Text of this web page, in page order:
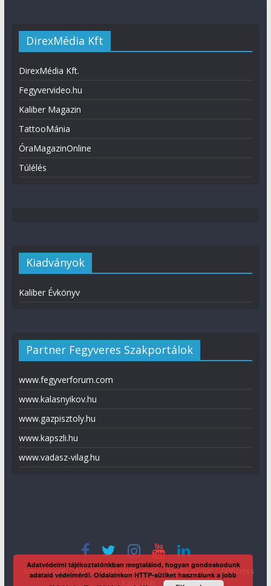
DirexMédia Kft
DirexMédia Kft.
Fegyvervideo.hu
Kaliber Magazin
TattooMánia
ÓraMagazinOnline
Túlélés
Kiadványok
Kaliber Évkönyv
Partner Fegyveres Szakportálok
www.fegyverforum.com
www.kalasnyikov.hu
www.gazpisztoly.hu
www.kapszli.hu
www.vadasz-vilag.hu
Impresszum Adatvédelmi tájékoztató Média ajánlat
Előfizetés
Adatvédelmi tájékoztatónkban megtalálod, hogyan gondoskodunk
adataid védelméről. Oldalainkon HTTP-sütiket használunk a jobb